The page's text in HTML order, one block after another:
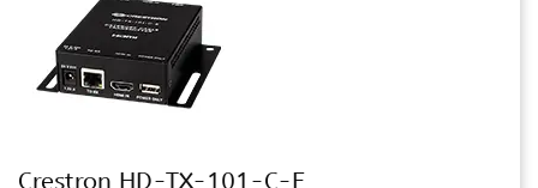
Crestron HD-TX-101-C-E